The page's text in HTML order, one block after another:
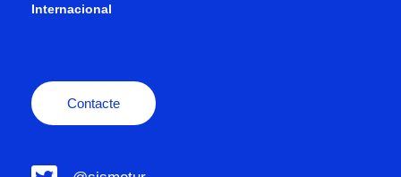
Internacional
Contacte